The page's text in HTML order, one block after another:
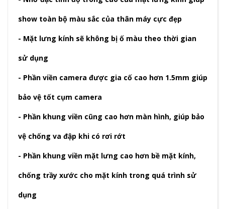
show toàn bộ màu sắc của thân máy cực đẹp
- Mặt lưng kính sẽ không bị ố màu theo thời gian
sử dụng
- Phần viền camera được gia cố cao hơn 1.5mm giúp
bảo vệ tốt cụm camera
- Phần khung viền cũng cao hơn màn hình, giúp bảo
vệ chống va đập khi có rơi rớt
- Phần khung viền mặt lưng cao hơn bề mặt kính,
chống trầy xước cho mặt kính trong quá trình sử
dụng